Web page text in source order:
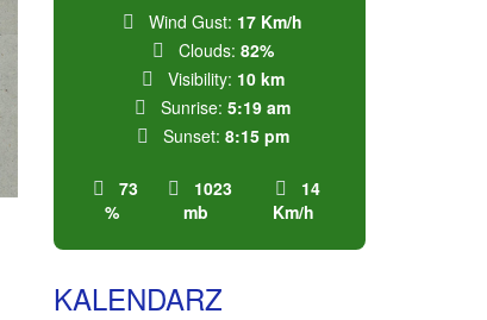
73
%
1023
mb
14
Km/h
Wind Gust: 17 Km/h
Clouds: 82%
Visibility: 10 km
Sunrise: 5:19 am
Sunset: 8:15 pm
KALENDARZ